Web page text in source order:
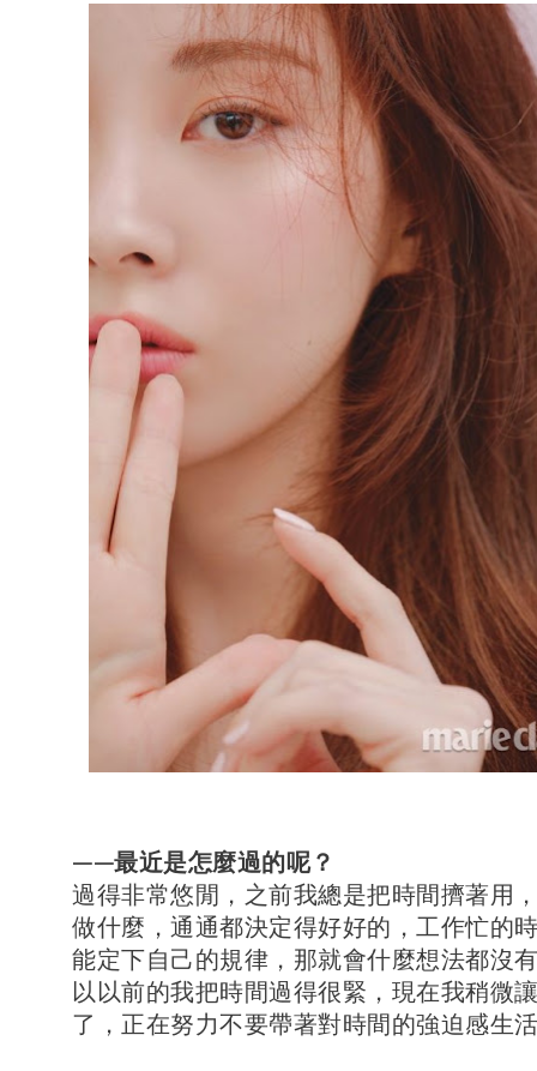
——最近是怎麼過的呢？
過得非常悠閒，之前我總是把時間擠著用
做什麼，通通都決定得好好的，工作忙的
能定下自己的規律，那就會什麼想法都沒
以以前的我把時間過得很緊，現在我稍微
了，正在努力不要帶著對時間的強迫感生